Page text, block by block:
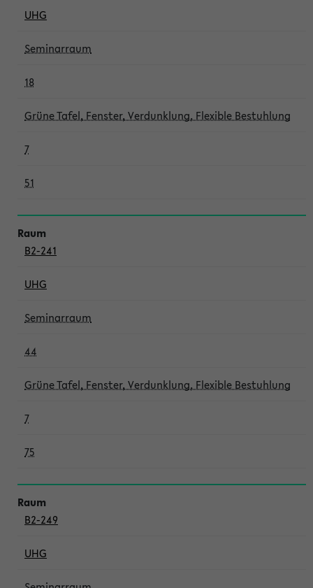
UHG
Seminarraum
18
Grüne Tafel, Fenster, Verdunklung, Flexible Bestuhlung
7
51
B2-241
UHG
Seminarraum
44
Grüne Tafel, Fenster, Verdunklung, Flexible Bestuhlung
7
75
B2-249
UHG